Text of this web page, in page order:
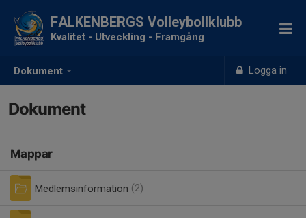
Dokument Logga in
FALKENBERGS Volleybollklubb
Kvalitet - Utveckling - Framgång
Dokument
Mappar
Medlemsinformation (2)